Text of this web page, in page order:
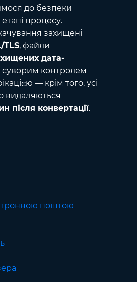
до безпеки
процесу.
захищені
TLS, файли
дата-
суворим контролем
— крім того, усі
видаляються
після конвертації.
поштою